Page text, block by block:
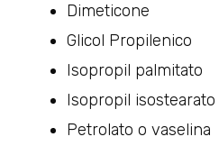
Dimeticone
Glicol Propilenico
Isopropil palmitato
Isopropil isostearato
Petrolato o vaselina